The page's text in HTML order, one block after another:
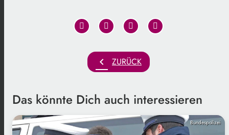
chevron_left ZURÜCK
Das könnte Dich auch interessieren
Bundespolizei